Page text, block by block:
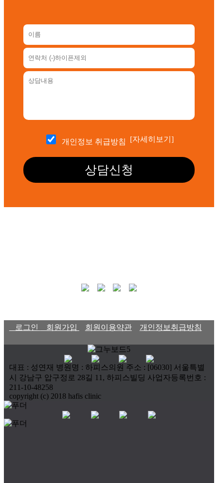
개인정보 취급방침 [자세히보기]
로그인 회원가입 회원이용약관 개인정보취급방침
대표 : 성연재 병원명 : 하피스의원 주소 : [06030] 서울특별
시 강남구 압구정로 28길 11, 하피스빌딩 사업자등록번호 :
211-10-48258
copyright (c) 2018 hafis clinic